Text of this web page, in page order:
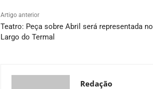
Artigo anterior
Teatro: Peça sobre Abril será representada no
Largo do Termal
Redação